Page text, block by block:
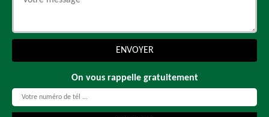
On vous rappelle gratuitement